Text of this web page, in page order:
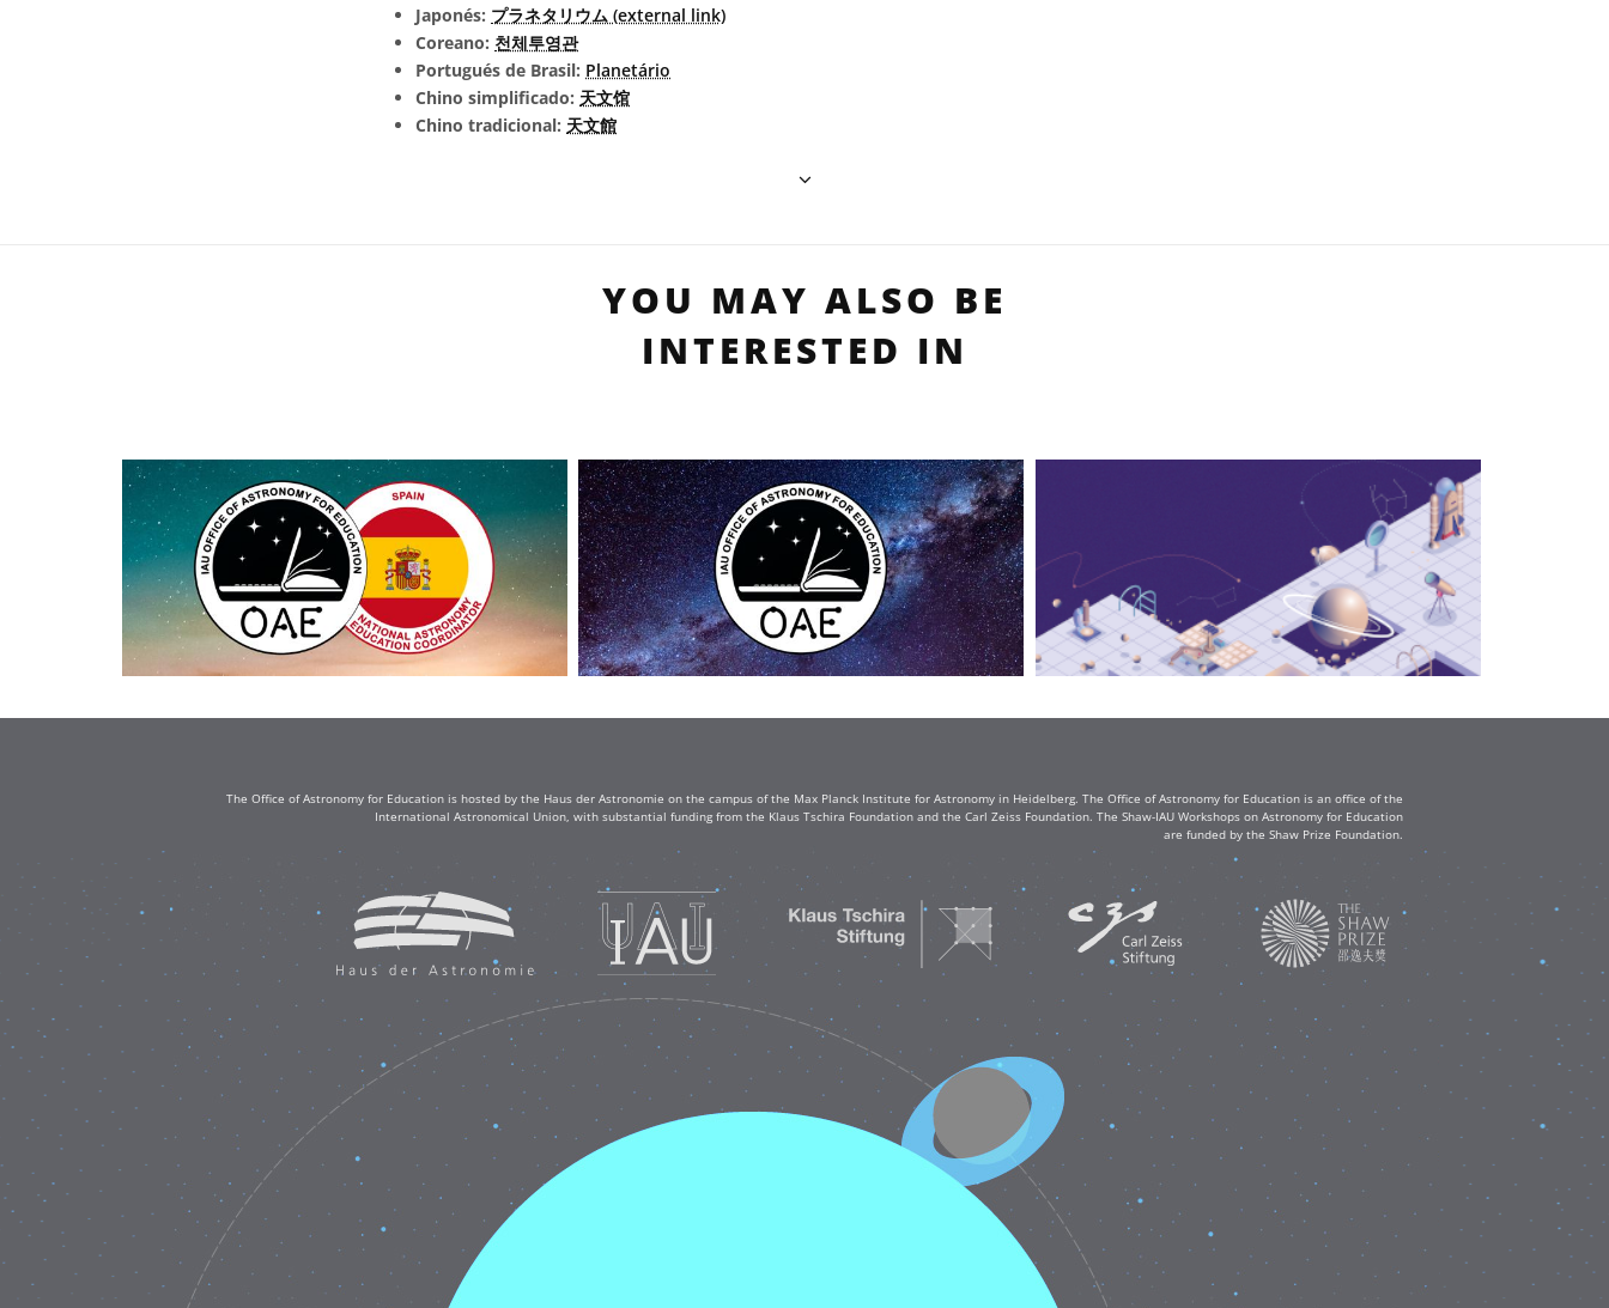
Japonés: プラネタリウム (external link)
Coreano: 천체투영관
Portugués de Brasil: Planetário
Chino simplificado: 天文馆
Chino tradicional: 天文館
YOU MAY ALSO BE
INTERESTED IN
The Office of Astronomy for Education is hosted by the Haus der Astronomie on the campus of the Max Planck Institute for Astronomy in Heidelberg. The Office of Astronomy for Education is an office of the
International Astronomical Union, with substantial funding from the Klaus Tschira Foundation and the Carl Zeiss Foundation. The Shaw-IAU Workshops on Astronomy for Education
are funded by the Shaw Prize Foundation.